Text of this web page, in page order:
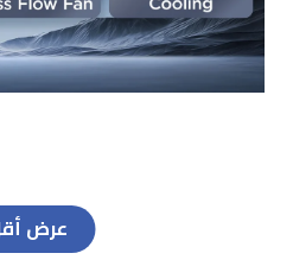
مما
يجعله
عرض